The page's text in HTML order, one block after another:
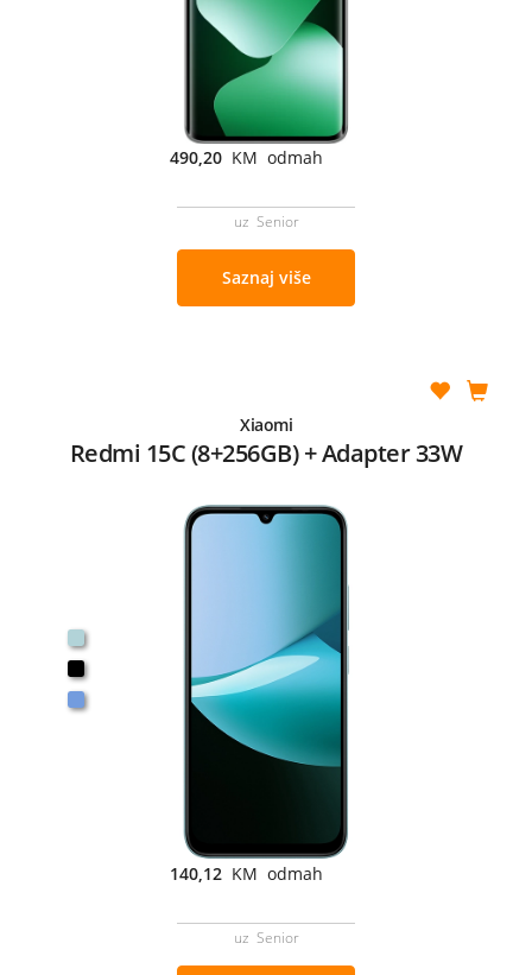
490,20 KM odmah
uz Senior
Saznaj više
Xiaomi
Redmi 15C (8+256GB) + Adapter 33W
140,12 KM odmah
uz Senior